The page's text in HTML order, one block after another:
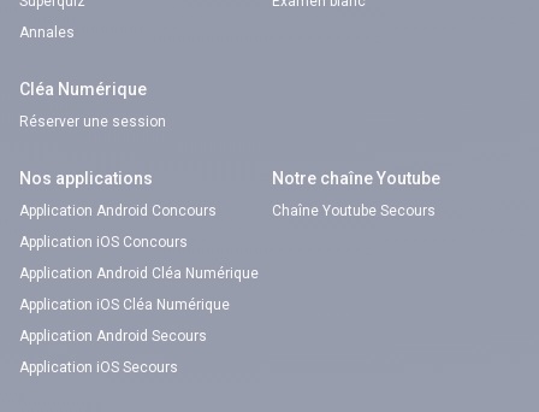
Annales
Cléa Numérique
Réserver une session
Nos applications
Application Android Concours
Application iOS Concours
Application Android Cléa Numérique
Application iOS Cléa Numérique
Application Android Secours
Application iOS Secours
Notre chaîne Youtube
Chaîne Youtube Secours